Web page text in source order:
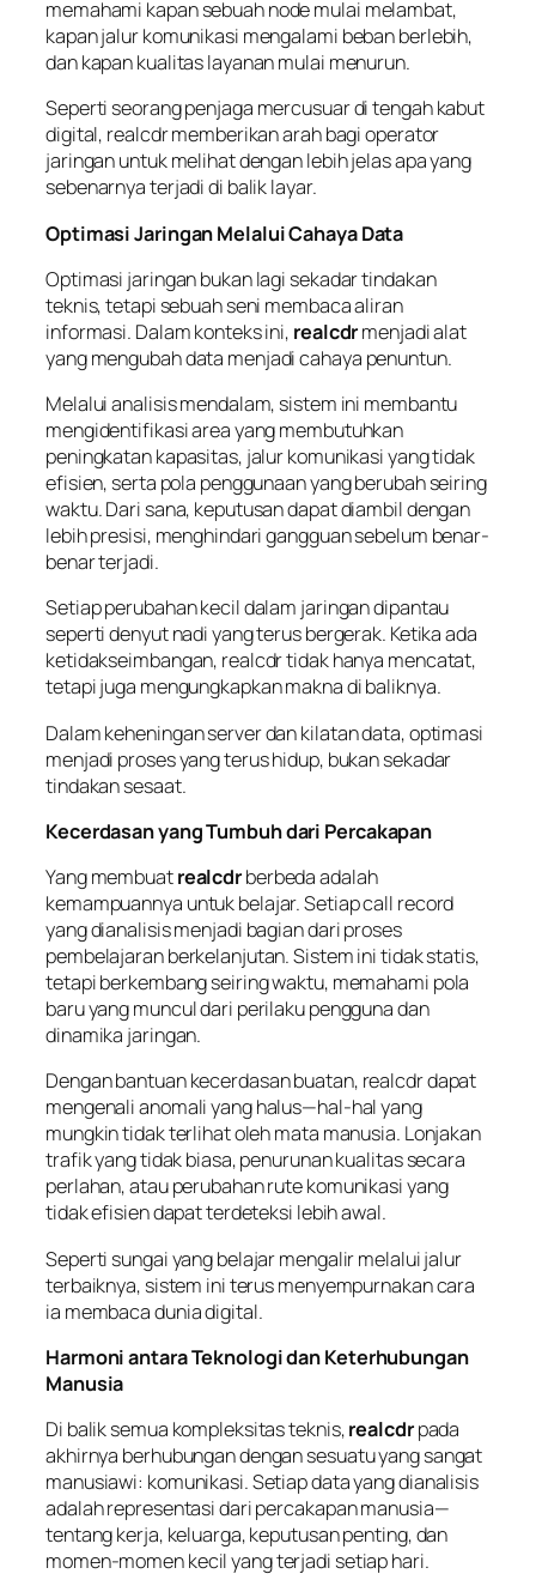
memahami kapan sebuah node mulai melambat,
kapan jalur komunikasi mengalami beban berlebih,
dan kapan kualitas layanan mulai menurun.
Seperti seorang penjaga mercusuar di tengah kabut
digital, realcdr memberikan arah bagi operator
jaringan untuk melihat dengan lebih jelas apa yang
sebenarnya terjadi di balik layar.
Optimasi Jaringan Melalui Cahaya Data
Optimasi jaringan bukan lagi sekadar tindakan
teknis, tetapi sebuah seni membaca aliran
informasi. Dalam konteks ini, realcdrmenjadi alat
yang mengubah data menjadi cahaya penuntun.
Melalui analisis mendalam, sistem ini membantu
mengidentifikasi area yang membutuhkan
peningkatan kapasitas, jalur komunikasi yang tidak
efisien, serta pola penggunaan yang berubah seiring
waktu. Dari sana, keputusan dapat diambil dengan
lebih presisi, menghindari gangguan sebelum benar-
benar terjadi.
Setiap perubahan kecil dalam jaringan dipantau
seperti denyut nadi yang terus bergerak. Ketika ada
ketidakseimbangan, realcdr tidak hanya mencatat,
tetapi juga mengungkapkan makna di baliknya.
Dalam keheningan server dan kilatan data, optimasi
menjadi proses yang terus hidup, bukan sekadar
tindakan sesaat.
Kecerdasan yang Tumbuh dari Percakapan
Yang membuatrealcdrberbeda adalah
kemampuannya untuk belajar. Setiap call record
yang dianalisis menjadi bagian dari proses
pembelajaran berkelanjutan. Sistem ini tidak statis,
tetapi berkembang seiring waktu, memahami pola
baru yang muncul dari perilaku pengguna dan
dinamika jaringan.
Dengan bantuan kecerdasan buatan, realcdr dapat
mengenali anomali yang halus—hal-hal yang
mungkin tidak terlihat oleh mata manusia. Lonjakan
trafik yang tidak biasa, penurunan kualitas secara
perlahan, atau perubahan rute komunikasi yang
tidak efisien dapat terdeteksi lebih awal.
Seperti sungai yang belajar mengalir melalui jalur
terbaiknya, sistem ini terus menyempurnakan cara
ia membaca dunia digital.
Harmoni antara Teknologi dan Keterhubungan
Manusia
Di balik semua kompleksitas teknis,realcdrpada
akhirnya berhubungan dengan sesuatu yang sangat
manusiawi: komunikasi. Setiap data yang dianalisis
adalah representasi dari percakapan manusia—
tentang kerja, keluarga, keputusan penting, dan
momen-momen kecil yang terjadi setiap hari.